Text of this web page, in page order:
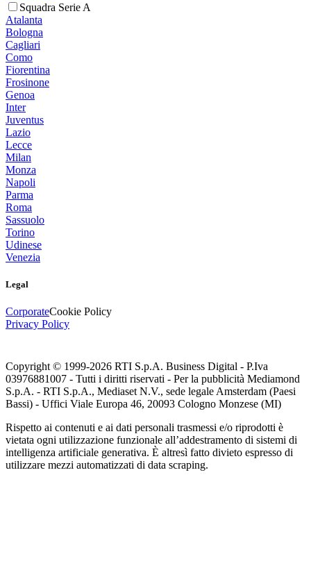
Squadra Serie A
Atalanta
Bologna
Cagliari
Como
Fiorentina
Frosinone
Genoa
Inter
Juventus
Lazio
Lecce
Milan
Monza
Napoli
Parma
Roma
Sassuolo
Torino
Udinese
Venezia
Legal
CorporateCookie Policy
Privacy Policy
Copyright © 1999-2026 RTI S.p.A. Business Digital - P.Iva
03976881007 - Tutti i diritti riservati - Per la pubblicità Mediamond
S.p.A. - RTI S.p.A., Mediaset N.V., sede legale Amsterdam (Paesi
Bassi) - Uffici Viale Europa 46, 20093 Cologno Monzese (MI)
Rispetto ai contenuti e ai dati personali trasmessi e/o riprodotti è
vietata ogni utilizzazione funzionale all’addestramento di sistemi di
intelligenza artificiale generativa. È altresì fatto divieto espresso di
utilizzare mezzi automatizzati di data scraping.